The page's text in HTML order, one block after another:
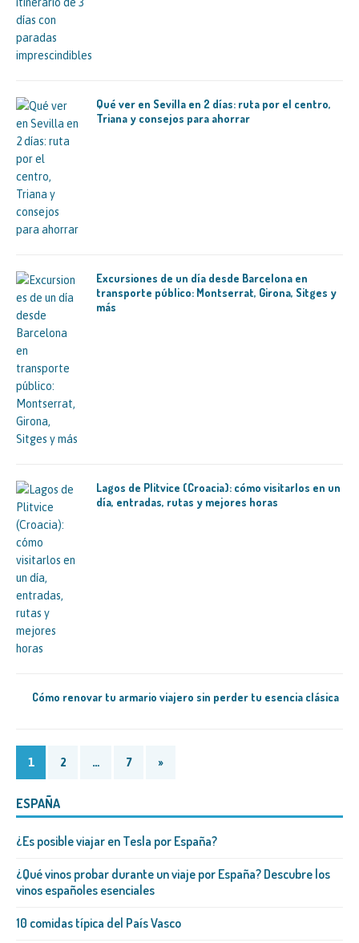
Qué ver en Sevilla en 2 días: ruta por el centro,
Triana y consejos para ahorrar
Excursiones de un día desde Barcelona en
transporte público: Montserrat, Girona, Sitges y
más
Lagos de Plitvice (Croacia): cómo visitarlos en un
día, entradas, rutas y mejores horas
Cómo renovar tu armario viajero sin perder tu esencia clásica
1 2 … 7 »
ESPAÑA
¿Es posible viajar en Tesla por España?
¿Qué vinos probar durante un viaje por España? Descubre los
vinos españoles esenciales
10 comidas típica del País Vasco